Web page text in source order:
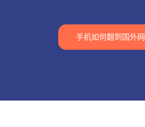
手机如何翻到国外